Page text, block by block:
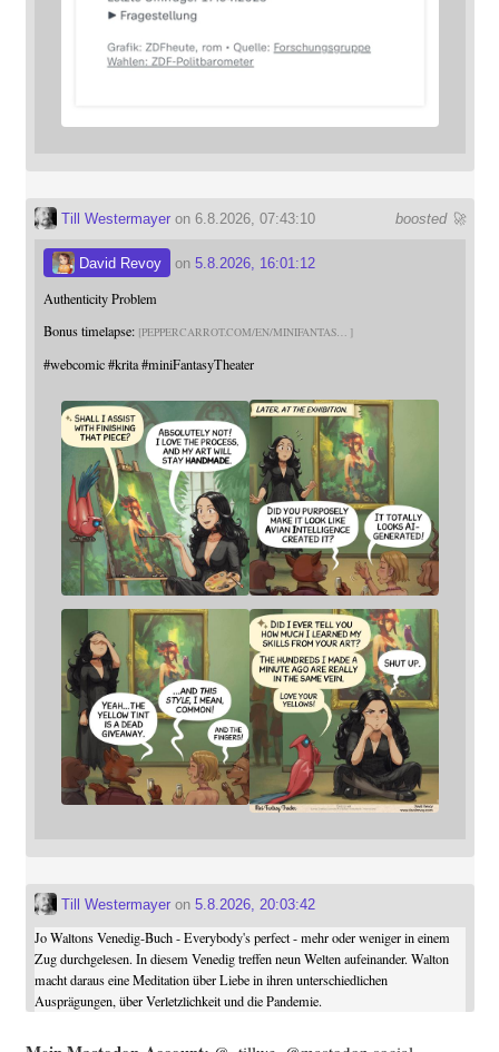
boosted 🚀
Till Westermayeron 6.8.2026, 07:43:10
David Revoy on 5.8.2026, 16:01:12
Authenticity Problem
Bonus timelapse: PEPPERCARROT.COM/EN/MINIFANTAS
#webcomic #krita #miniFantasyTheater
Till Westermayeron 5.8.2026, 20:03:42
Jo Waltons Venedig-Buch - Everybody's perfect - mehr oder weniger in einem
Zug durchgelesen. In diesem Venedig treffen neun Welten aufeinander. Walton
macht daraus eine Meditation über Liebe in ihren unterschiedlichen
Ausprägungen, über Verletzlichkeit und die Pandemie.